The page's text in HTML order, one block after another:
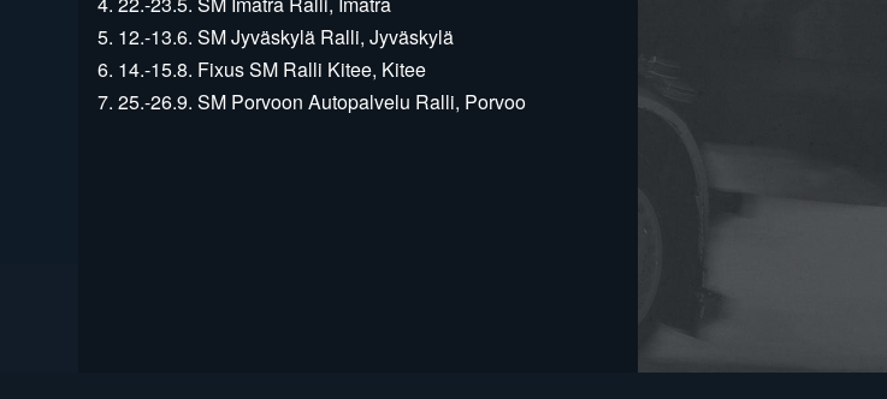
5. 12.-13.6. SM Jyväskylä Ralli, Jyväskylä
6. 14.-15.8. Fixus SM Ralli Kitee, Kitee
7. 25.-26.9. SM Porvoon Autopalvelu Ralli, Porvoo